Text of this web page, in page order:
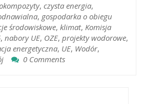
, czysta energia,
, gospodarka o obiegu
środowiskowe, klimat, Komisja
, nabory UE, OZE, projekty wodorowe,
energetyczna, UE, Wodór,
0 Comments